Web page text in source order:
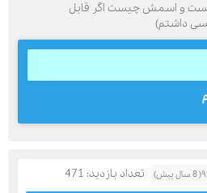
و اسمش چیست اگر قابل
داشتم)
تعداد بازدید: 471